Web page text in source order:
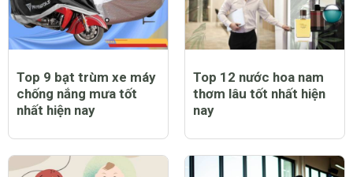
Top 9 bạt trùm xe máy
chống nắng mưa tốt
nhất hiện nay
Top 12 nước hoa nam
thơm lâu tốt nhất hiện
nay